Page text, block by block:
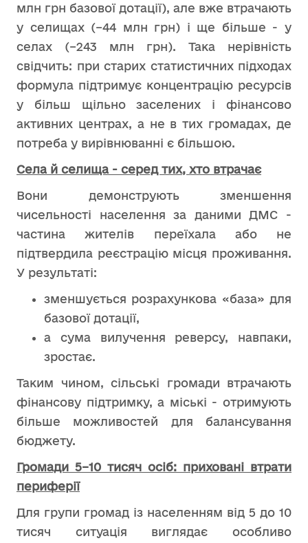
млн грн базової дотації), але вже втрачають
у селищах (–44 млн грн) і ще більше - у
селах (–243 млн грн). Така нерівність
свідчить: при старих статистичних підходах
формула підтримує концентрацію ресурсів
у більш щільно заселених і фінансово
активних центрах, а не в тих громадах, де
потреба у вирівнюванні є більшою.
Села й селища - серед тих, хто втрачає
Вони демонструють зменшення
чисельності населення за даними ДМС -
частина жителів переїхала або не
підтвердила реєстрацію місця проживання.
У результаті:
зменшується розрахункова «база» для
базової дотації,
а сума вилучення реверсу, навпаки,
зростає.
Таким чином, сільські громади втрачають
фінансову підтримку, а міські - отримують
більше можливостей для балансування
бюджету.
Громади 5–10 тисяч осіб: приховані втрати
периферії
Для групи громад із населенням від 5 до 10
тисяч ситуація виглядає особливо